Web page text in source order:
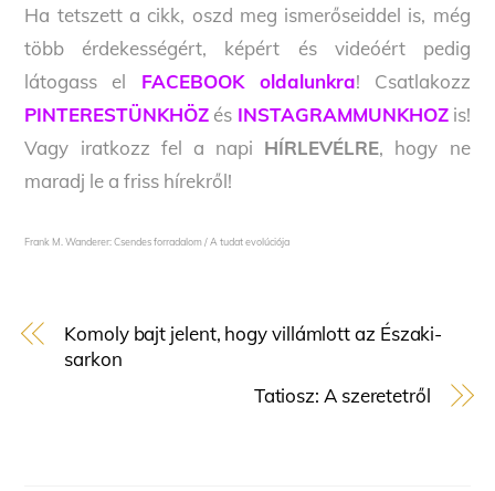
Ha tetszett a cikk, oszd meg ismerőseiddel is, még
több érdekességért, képért és videóért pedig
látogass el FACEBOOK oldalunkra! Csatlakozz
PINTERESTÜNKHÖZ és INSTAGRAMMUNKHOZis!
Vagy iratkozz fel a napi HÍRLEVÉLRE, hogy ne
maradj le a friss hírekről!
Frank M. Wanderer: Csendes forradalom /A tudat evolúciója
Komoly bajt jelent, hogy villámlott az Északi-
sarkon
Tatiosz: A szeretetről